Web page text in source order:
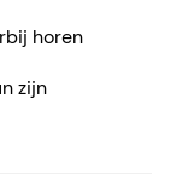
horen
zijn